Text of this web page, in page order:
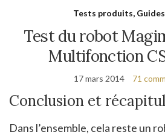
Tests produits,
Test du robot
Multifonction
17 mars 2014 71
Conclusion et
Dans l’ensemble, cela reste un